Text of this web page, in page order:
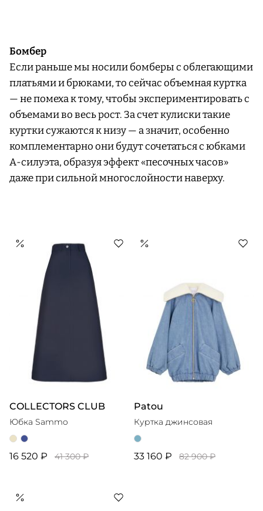
Бомбер
Если раньше мы носили бомберы с облегающими
платьями и брюками, то сейчас объемная куртка
— не помеха к тому, чтобы экспериментировать с
объемами во весь рост. За счет кулиски такие
куртки сужаются к низу — а значит, особенно
комплементарно они будут сочетаться с юбками
А-силуэта, образуя эффект «песочных часов»
даже при сильной многослойности наверху.
COLLECTORS CLUB
Юбка Sammo
16 520 ₽ 41 300 ₽
Patou
Куртка джинсовая
33 160 ₽ 82 900 ₽